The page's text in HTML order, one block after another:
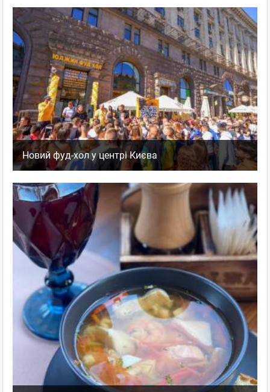
Новий фуд-хол у центрі Києва